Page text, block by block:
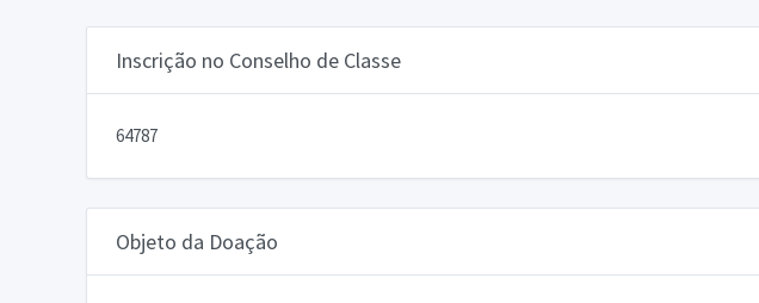
Inscrição no Conselho de Classe
64787
Objeto da Doação